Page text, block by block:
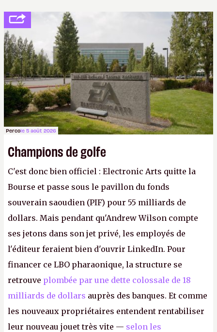
Percole 5 août 2026
Champions de golfe
C'est donc bien officiel : Electronic Arts quitte la
Bourse et passe sous le pavillon du fonds
souverain saoudien (PIF) pour 55 milliards de
dollars. Mais pendant qu'Andrew Wilson compte
ses jetons dans son jet privé, les employés de
l'éditeur feraient bien d'ouvrir LinkedIn. Pour
financer ce LBO pharaonique, la structure se
retrouve plombée par une dette colossale de 18
milliards de dollars auprès des banques. Et comme
les nouveaux propriétaires entendent rentabiliser
leur nouveau jouet très vite — selon les